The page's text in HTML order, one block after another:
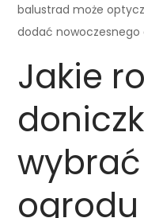
balustrad może
dodać nowoczesnego
Jakie